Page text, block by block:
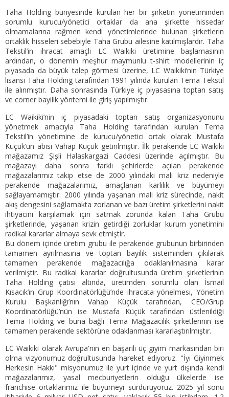
Taha Holding bünyesinde kurulan her bir şirketin yönetiminden
sorumlu kurucu/yönetici ortaklar da ana şirkette hissedar
olmamalarına rağmen kendi yönetimlerinde bulunan şirketlerin
ortaklık hisseleri sebebiyle Taha Grubu ailesine katılmışlardır. Taha
Tekstil’in ihracat amaçlı LC Waikiki üretimine başlamasının
ardından, o dönemin meşhur maymunlu t-shirt modellerinin iç
piyasada da büyük talep görmesi üzerine, LC Waikiki’nin Türkiye
lisansı Taha Holding tarafından 1991 yılında kurulan Tema Tekstil
ile alınmıştır. Daha sonrasında Türkiye iç piyasasına toptan satış
ve corner bayilik yöntemi ile giriş yapılmıştır.
LC Waikiki’nin iç piyasadaki toptan satış organizasyonunu
yönetmek amacıyla Taha Holding tarafından kurulan Tema
Tekstil’in yönetimine de kurucu/yönetici ortak olarak Mustafa
Küçük’ün abisi Vahap Küçük getirilmiştir. İlk perakende LC Waikiki
mağazamız Şişli Halaskargazi Caddesi üzerinde açılmıştır. Bu
mağazayı daha sonra farklı şehirlerde açılan perakende
mağazalarımız takip etse de 2000 yılındaki mali kriz nedeniyle
perakende mağazalarımız, amaçlanan karlılık ve büyümeyi
sağlayamamıştır. 2000 yılında yaşanan mali kriz sürecinde, nakit
akış dengesini sağlamakta zorlanan ve bazı üretim şirketlerini nakit
ihtiyacını karşılamak için satmak zorunda kalan Taha Grubu
şirketlerinde, yaşanan krizin getirdiği zorluklar kurum yönetimini
radikal kararlar almaya sevk etmiştir.
Bu dönem içinde üretim grubu ile perakende grubunun birbirinden
tamamen ayrılmasına ve toptan bayilik sisteminden çıkılarak
tamamen perakende mağazacılığa odaklanılmasına karar
verilmiştir. Bu radikal kararlar doğrultusunda üretim şirketlerinin
Taha Holding çatısı altında, üretimden sorumlu olan İsmail
Kısacık’ın Grup Koordinatörlüğü’nde ihracata yönelmesi, Yönetim
Kurulu Başkanlığı’nın Vahap Küçük tarafından, CEO/Grup
Koordinatörlüğü’nün ise Mustafa Küçük tarafından üstlenildiği
Tema Holding ve buna bağlı Tema Mağazacılık şirketlerinin ise
tamamen perakende sektörüne odaklanması kararlaştırılmıştır.
LC Waikiki olarak Avrupa'nın en başarılı üç giyim markasından biri
olma vizyonumuz doğrultusunda hareket ediyoruz. "İyi Giyinmek
Herkesin Hakkı" misyonumuz ile yurt içinde ve yurt dışında kendi
mağazalarımız, yasal mecburiyetlerin olduğu ülkelerde ise
franchise ortaklarımız ile büyümeyi sürdürüyoruz. 2025 yıl sonu